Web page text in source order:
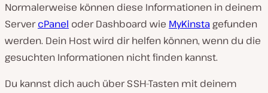
Normalerweise können diese Informationen in deinem
ServercPanel oder Dashboard wie MyKinsta gefunden
werden. Dein Host wird dir helfen können, wenn du die
gesuchten Informationen nicht finden kannst.
Du kannst dich auch über SSH-Tasten mit deinem